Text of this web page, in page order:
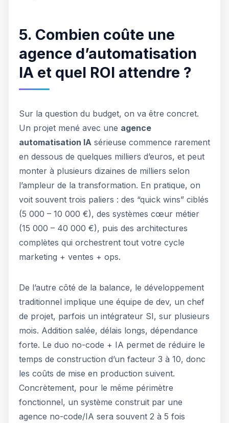
5. Combien coûte une
agence d’automatisation
IA et quel ROI attendre ?
Sur la question du budget, on va être concret.
Un projet mené avec une agence
automatisation IA sérieuse commence rarement
en dessous de quelques milliers d’euros, et peut
monter à plusieurs dizaines de milliers selon
l’ampleur de la transformation. En pratique, on
voit souvent trois paliers : des “quick wins” ciblés
(5 000 – 10 000 €), des systèmes cœur métier
(15 000 – 40 000 €), puis des architectures
complètes qui orchestrent tout votre cycle
marketing + ventes + ops.
De l’autre côté de la balance, le développement
traditionnel implique une équipe de dev, un chef
de projet, parfois un intégrateur SI, sur plusieurs
mois. Addition salée, délais longs, dépendance
forte. Le duo no-code + IA permet de réduire le
temps de construction d’un facteur 3 à 10, donc
les coûts de mise en production suivent.
Concrètement, pour le même périmètre
fonctionnel, un système construit par une
agence no-code/IA sera souvent 2 à 5 fois